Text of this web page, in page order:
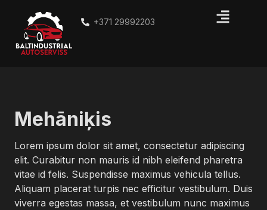
+371 29992203
Mehāniķis
Lorem ipsum dolor sit amet, consectetur adipiscing
elit. Curabitur non mauris id nibh eleifend pharetra
vitae id felis. Suspendisse maximus vehicula tellus.
Aliquam placerat turpis nec efficitur vestibulum. Duis
viverra egestas massa, et vestibulum nunc maximus